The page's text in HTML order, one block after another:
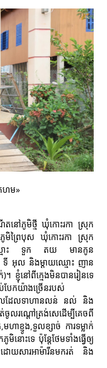
ហម»
នៅភូមិថ្មី ឃុំកោះរកា ស្រុក
ភូមិព្រៃបុស ឃុំកោះរកា ស្រុក
ដីឈ្មោះ ទួក តយ មានកូន
ទី អុល និងម្ដាយឈ្មោះ ញាន
ញុំនៅពីក្មេងមិនបានរៀនទេ
បែកយ៉ាងច្រើនរបស់
លដែលទាហានលន់ នល់ និង
ត់ចូលរណ្ដៅត្រង់សេដើម្បីគេចពី
ាខ្ញូង,ទួលខ្សាច់ ការទម្លាក់
មិនោះទេ ប៉ុន្តែថែមទាំងធ្វើឲ្យ
ដោយសារអាម៉ារីនមករត់ និង